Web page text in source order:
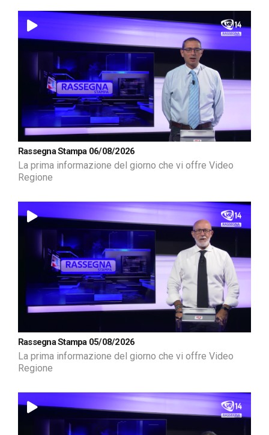
Rassegna Stampa 06/08/2026
La prima informazione del giorno che vi offre Video
Regione
Rassegna Stampa 05/08/2026
La prima informazione del giorno che vi offre Video
Regione